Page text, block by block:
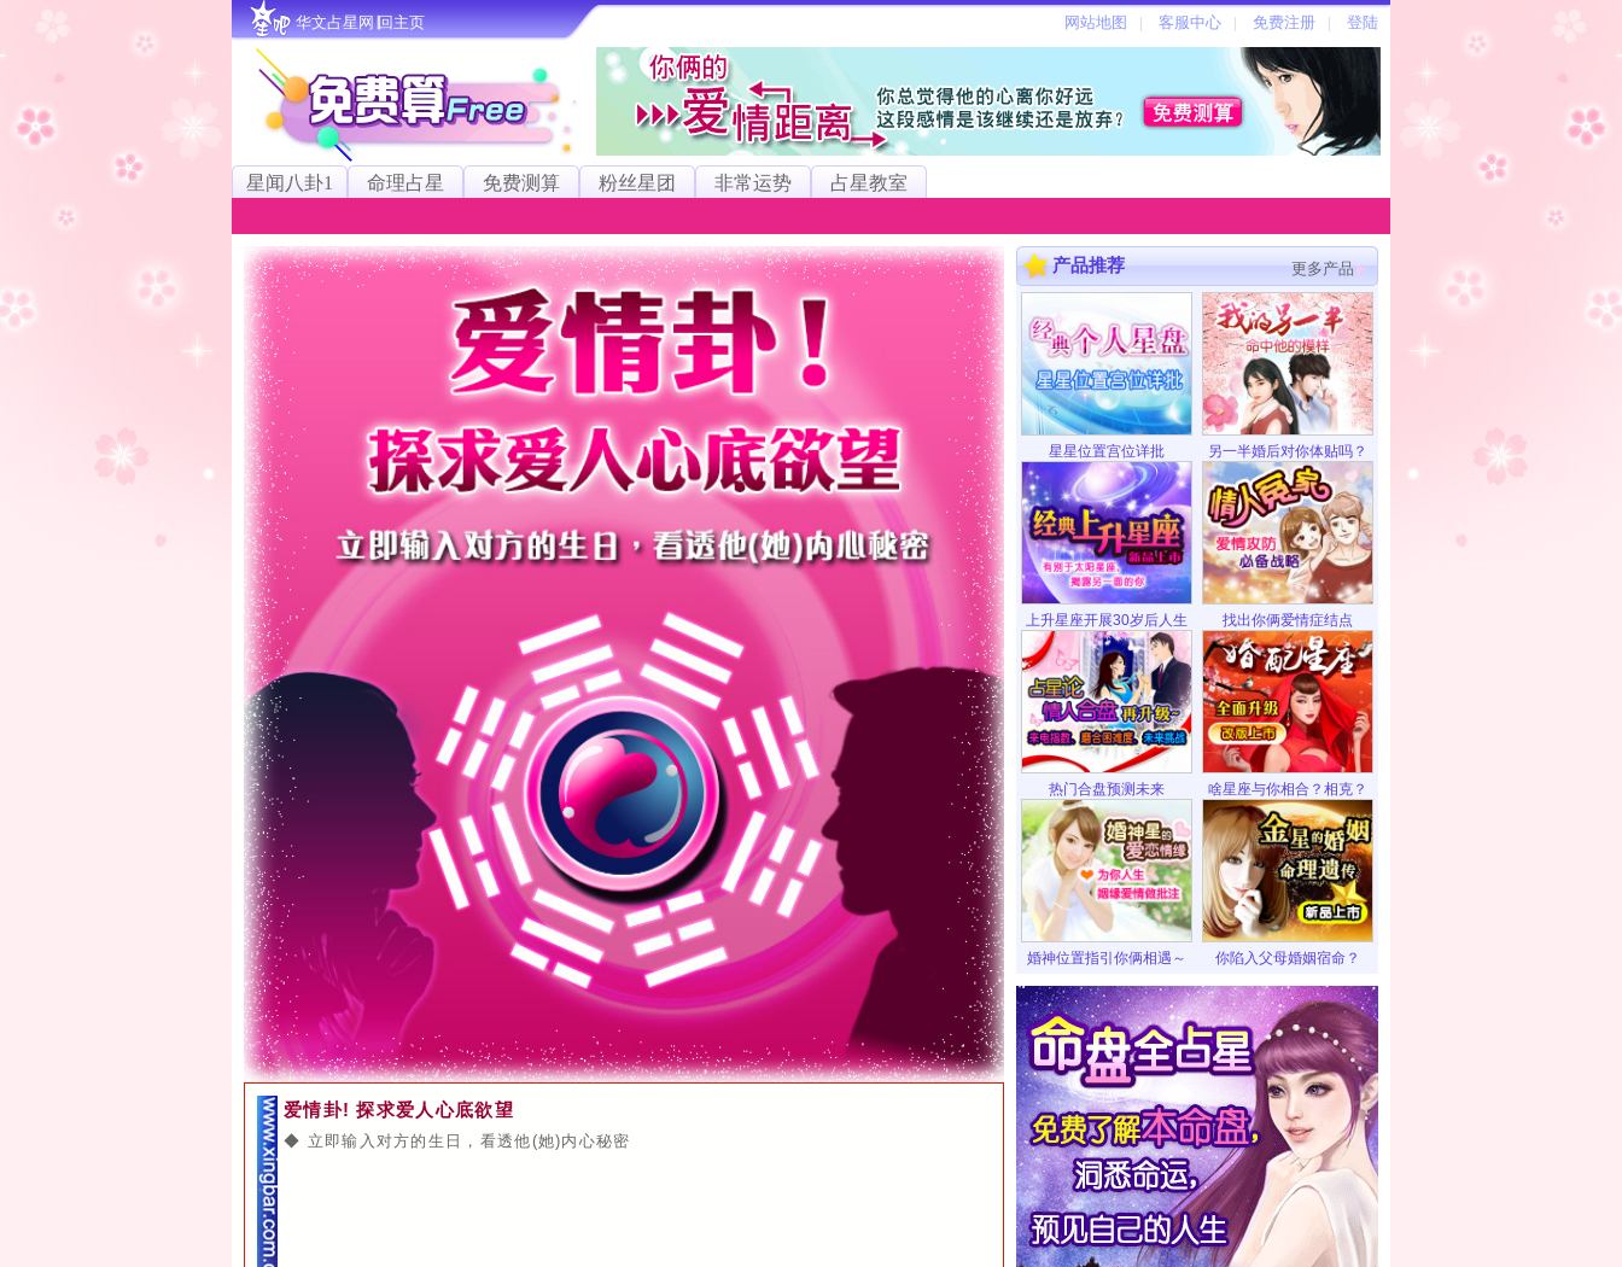
华文占星网∣回主页
星闻八卦1 命理占星 免费测算 粉丝星团 非常运势 占星教室
爱情卦! 探求爱人心底欲望
◆ 立即输入对方的生日，看透他(她)内心秘密
产品推荐 更多产品
星星位置宫位详批 另一半婚后对你体贴吗？
上升星座开展30岁后人生 找出你俩爱情症结点
热门合盘预测未来 啥星座与你相合？相克？
婚神位置指引你俩相遇～ 你陷入父母婚姻宿命？